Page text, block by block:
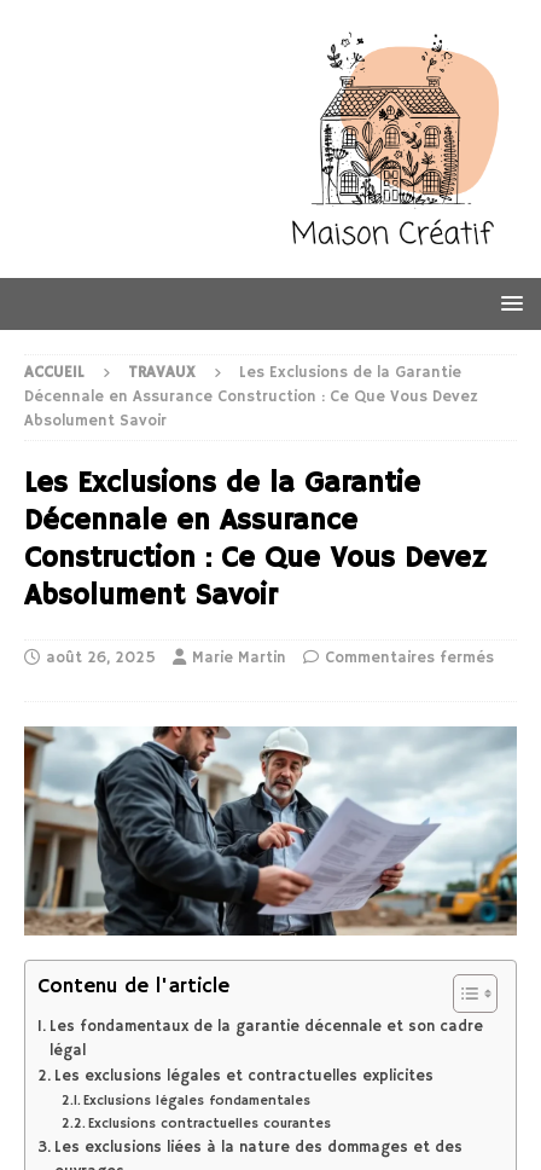
ACCUEIL TRAVAUX
Les Exclusions de la Garantie
Décennale en Assurance Construction : Ce Que Vous Devez
Absolument Savoir
Les Exclusions de la Garantie
Décennale en Assurance
Construction : Ce Que Vous Devez
Absolument Savoir
août 26, 2025 Marie Martin Commentaires fermés
Contenu de l'article
Les fondamentaux de la garantie décennale et son cadre
légal
Les exclusions légales et contractuelles explicites
Exclusions légales fondamentales
Exclusions contractuelles courantes
Les exclusions liées à la nature des dommages et des